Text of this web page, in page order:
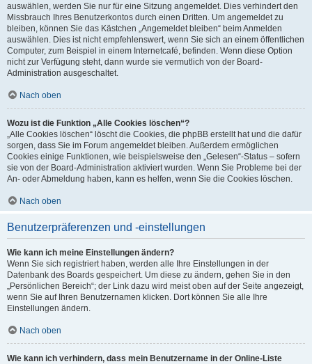
auswählen, werden Sie nur für eine Sitzung angemeldet. Dies verhindert den
Missbrauch Ihres Benutzerkontos durch einen Dritten. Um angemeldet zu
bleiben, können Sie das Kästchen „Angemeldet bleiben“ beim Anmelden
auswählen. Dies ist nicht empfehlenswert, wenn Sie sich an einem öffentlichen
Computer, zum Beispiel in einem Internetcafé, befinden. Wenn diese Option
nicht zur Verfügung steht, dann wurde sie vermutlich von der Board-
Administration ausgeschaltet.
Nach oben
Wozu ist die Funktion „Alle Cookies löschen“?
„Alle Cookies löschen“ löscht die Cookies, die phpBB erstellt hat und die dafür
sorgen, dass Sie im Forum angemeldet bleiben. Außerdem ermöglichen
Cookies einige Funktionen, wie beispielsweise den „Gelesen“-Status – sofern
sie von der Board-Administration aktiviert wurden. Wenn Sie Probleme bei der
An- oder Abmeldung haben, kann es helfen, wenn Sie die Cookies löschen.
Nach oben
Benutzerpräferenzen und -einstellungen
Wie kann ich meine Einstellungen ändern?
Wenn Sie sich registriert haben, werden alle Ihre Einstellungen in der
Datenbank des Boards gespeichert. Um diese zu ändern, gehen Sie in den
„Persönlichen Bereich“; der Link dazu wird meist oben auf der Seite angezeigt,
wenn Sie auf Ihren Benutzernamen klicken. Dort können Sie alle Ihre
Einstellungen ändern.
Nach oben
Wie kann ich verhindern, dass mein Benutzername in der Online-Liste